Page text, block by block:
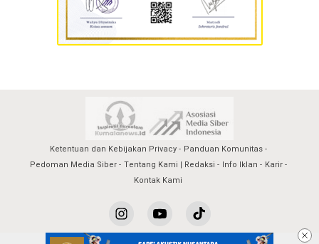
Ketentuan dan Kebijakan Privacy
Panduan Komunitas
Pedoman Media Siber
Tentang Kami | Redaksi Info Iklan
Karir
Kontak Kami